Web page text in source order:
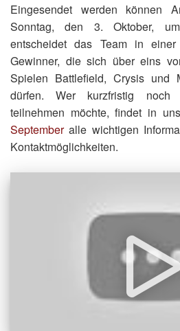
Eingesendet werden können
Sonntag, den 3. Oktober,
entscheidet das Team in
Gewinner, die sich über eins
Spielen Battlefield, Crysis und
dürfen. Wer kurzfristig noch
teilnehmen möchte, findet in
Septemberalle wichtigen
Kontaktmöglichkeiten.